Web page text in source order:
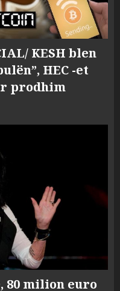
KESH blen
HEC -et
prodhim
80 milion euro